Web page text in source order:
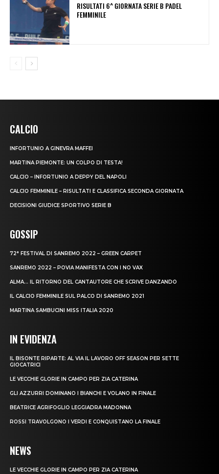
RISULTATI 6^ GIORNATA SERIE B PADEL
FEMMINILE
CALCIO
INFORTUNIO A GINEVRA MAFFEI
MARTINA PIEMONTE: UN COLPO DI TESTA!
CALCIO – INFORTUNIO A DEPPY DEL NAPOLI
CALCIO FEMMINILE – RISULTATI E CLASSIFICA SECONDA GIORNATA
DECISIONI GIUDICE SPORTIVO SERIE B
GOSSIP
72° FESTIVAL DI SANREMO 2022 – GREEN CARPET
SANREMO 2022 – POVIA MANIFESTA CON I NO VAX
ALMA… IL RITORNO DEL CANTAUTORE CHE SCRIVE DANZANDO
IL CALCIO FEMMINILE SUL PALCO DI SANREMO 2021
MARTINA SAMBUCINI MISS ITALIA 2020
IN EVIDENZA
IL BISONTE RIPARTE: AL VIA IL LAVORO OFF SEASON PER SETTE
GIOCATRICI
LE VECCHIE GLORIE IN CAMPO PER ZIA CATERINA
GLI AZZURRI DOMINANO I BIANCHI E VOLANO IN FINALE
BEATRICE AGRIFOGLIO LEGGIADRA MADONNA
ROSSI TRAVOLGONO I VERDI E CONQUISTANO LA FINALE
NEWS
LE VECCHIE GLORIE IN CAMPO PER ZIA CATERINA